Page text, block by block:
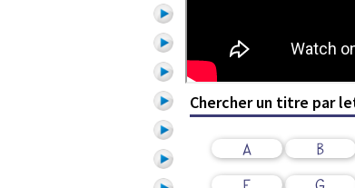
Chercher un titre par
A B